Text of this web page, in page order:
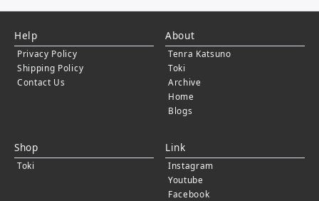
Help
Privacy Policy
Shipping Policy
Contact Us
About
Tenra Katsuno
Toki
Archive
Home
Blogs
Shop
Toki
Link
Instagram
Youtube
Facebook